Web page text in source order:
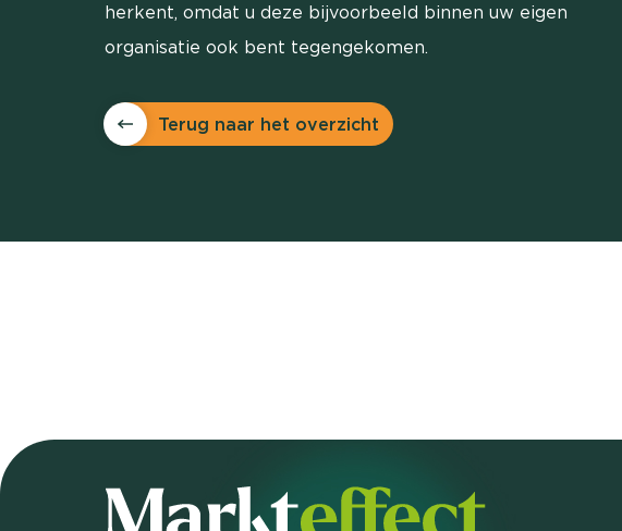
herkent, omdat u deze bijvoorbeeld binnen uw eigen
organisatie ook bent tegengekomen.
Terug naar het overzicht